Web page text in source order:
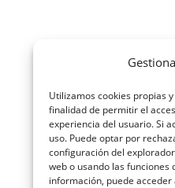
Utilizamos cookies propias
finalidad de permitir el
experiencia del usuario. Si
uso. Puede optar por
configuración del
web o usando las
información, puede